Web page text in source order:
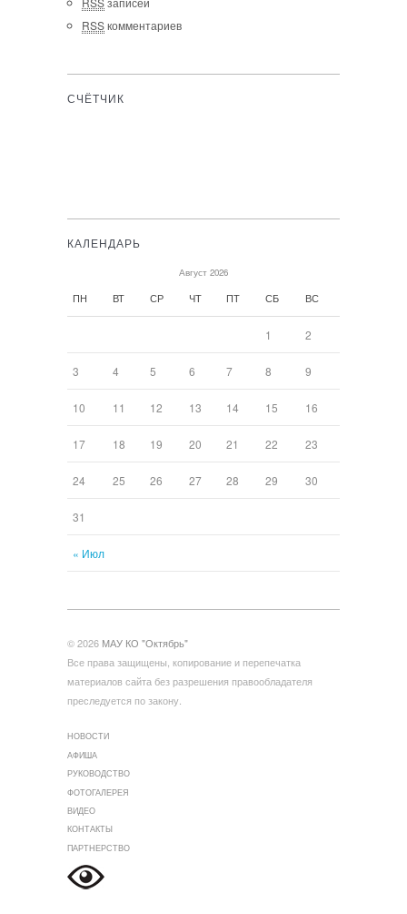
RSSкомментариев
СЧЁТЧИК
КАЛЕНДАРЬ
Август 2026
ПН ВТ СР ЧТ ПТ СБ ВС
« Июл
1 2
3 4 5 6 7 8 9
10 11 12 13 14 15 16
17 18 19 20 21 22 23
24 25 26 27 28 29 30
31
© 2026 МАУ КО "Октябрь"
Все права защищены, копирование и перепечатка
материалов сайта без разрешения правообладателя
преследуется по закону.
НОВОСТИ
АФИША
РУКОВОДСТВО
ФОТОГАЛЕРЕЯ
ВИДЕО
КОНТАКТЫ
ПАРТНЕРСТВО